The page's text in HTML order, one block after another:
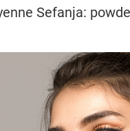
Sefanja: